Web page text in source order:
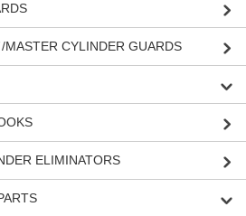
CYLINDER GUARDS
ELIMINATORS